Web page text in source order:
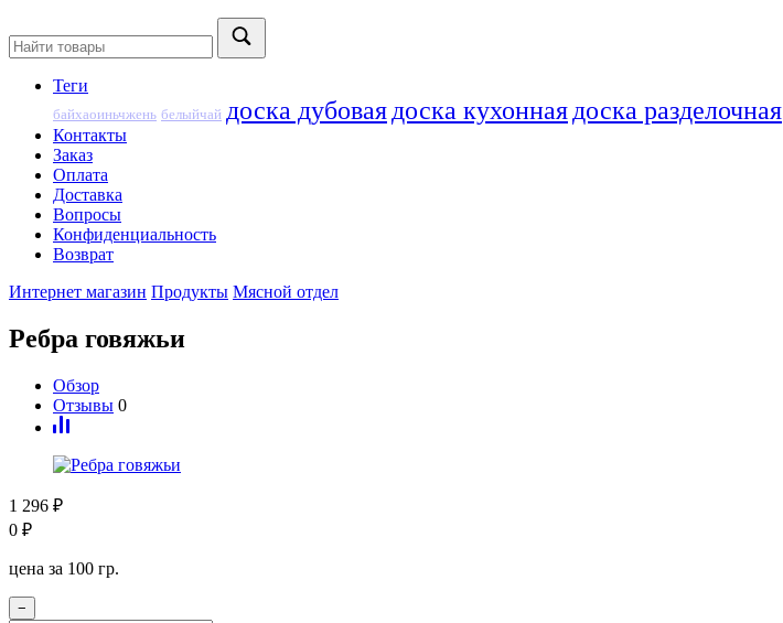
Теги
байхаоиньчжень белыйчай доска дубовая доска кухонная доска разделочная
Контакты
Заказ
Оплата
Доставка
Вопросы
Конфиденциальность
Возврат
Интернет магазин Продукты Мясной отдел
Ребра говяжьи
Обзор
Отзывы 0
1 296 ₽
0 ₽
цена за 100 гр.
−